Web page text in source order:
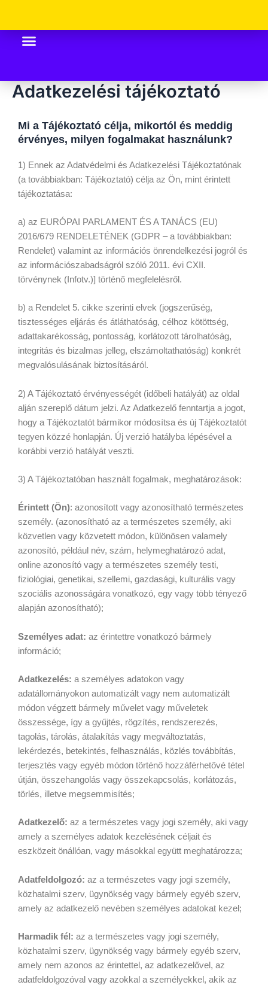
content
Adatkezelési tájékoztató
Mi a Tájékoztató célja, mikortól és meddig
érvényes, milyen fogalmakat használunk?
1) Ennek az Adatvédelmi és Adatkezelési Tájékoztatónak
(a továbbiakban: Tájékoztató) célja az Ön, mint érintett
tájékoztatása:
a) az EURÓPAI PARLAMENT ÉS A TANÁCS (EU)
2016/679 RENDELETÉNEK (GDPR – a továbbiakban:
Rendelet) valamint az információs önrendelkezési jogról és
az információszabadságról szóló 2011. évi CXII.
törvénynek (Infotv.)] történő megfelelésről.
b) a Rendelet 5. cikke szerinti elvek (jogszerűség,
tisztességes eljárás és átláthatóság, célhoz kötöttség,
adattakarékosság, pontosság, korlátozott tárolhatóság,
integritás és bizalmas jelleg, elszámoltathatóság) konkrét
megvalósulásának biztosításáról.
2) A Tájékoztató érvényességét (időbeli hatályát) az oldal
alján szereplő dátum jelzi. Az Adatkezelő fenntartja a jogot,
hogy a Tájékoztatót bármikor módosítsa és új Tájékoztatót
tegyen közzé honlapján. Új verzió hatályba lépésével a
korábbi verzió hatályát veszti.
3) A Tájékoztatóban használt fogalmak, meghatározások:
Érintett (Ön): azonosított vagy azonosítható természetes
személy. (azonosítható az a természetes személy, aki
közvetlen vagy közvetett módon, különösen valamely
azonosító, például név, szám, helymeghatározó adat,
online azonosító vagy a természetes személy testi,
fiziológiai, genetikai, szellemi, gazdasági, kulturális vagy
szociális azonosságára vonatkozó, egy vagy több tényező
alapján azonosítható);
Személyes adat: az érintettre vonatkozó bármely
információ;
Adatkezelés: a személyes adatokon vagy
adatállományokon automatizált vagy nem automatizált
módon végzett bármely művelet vagy műveletek
összessége, így a gyűjtés, rögzítés, rendszerezés,
tagolás, tárolás, átalakítás vagy megváltoztatás,
lekérdezés, betekintés, felhasználás, közlés továbbítás,
terjesztés vagy egyéb módon történő hozzáférhetővé tétel
útján, összehangolás vagy összekapcsolás, korlátozás,
törlés, illetve megsemmisítés;
Adatkezelő: az a természetes vagy jogi személy, aki vagy
amely a személyes adatok kezelésének céljait és
eszközeit önállóan, vagy másokkal együtt meghatározza;
Adatfeldolgozó: az a természetes vagy jogi személy,
közhatalmi szerv, ügynökség vagy bármely egyéb szerv,
amely az adatkezelő nevében személyes adatokat kezel;
Harmadik fél: az a természetes vagy jogi személy,
közhatalmi szerv, ügynökség vagy bármely egyéb szerv,
amely nem azonos az érintettel, az adatkezelővel, az
adatfeldolgozóval vagy azokkal a személyekkel, akik az